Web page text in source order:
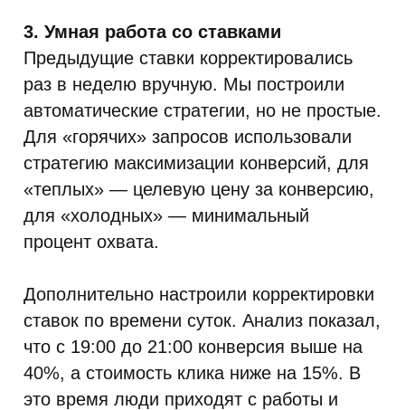
3. Умная работа со ставками
Предыдущие ставки корректировались
раз в неделю вручную. Мы построили
автоматические стратегии, но не простые.
Для «горячих» запросов использовали
стратегию максимизации конверсий, для
«теплых» — целевую цену за конверсию,
для «холодных» — минимальный
процент охвата.
Дополнительно настроили корректировки
ставок по времени суток. Анализ показал,
что с 19:00 до 21:00 конверсия выше на
40%, а стоимость клика ниже на 15%. В
это время люди приходят с работы и